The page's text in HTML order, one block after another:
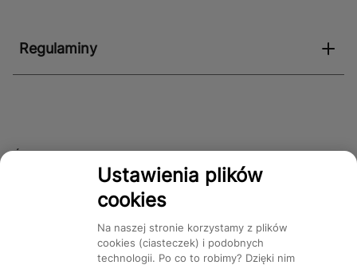
Regulaminy
Śledź nas!
Ustawienia plików
cookies
Na naszej stronie korzystamy z plików
cookies (ciasteczek) i podobnych
technologii. Po co to robimy? Dzięki nim